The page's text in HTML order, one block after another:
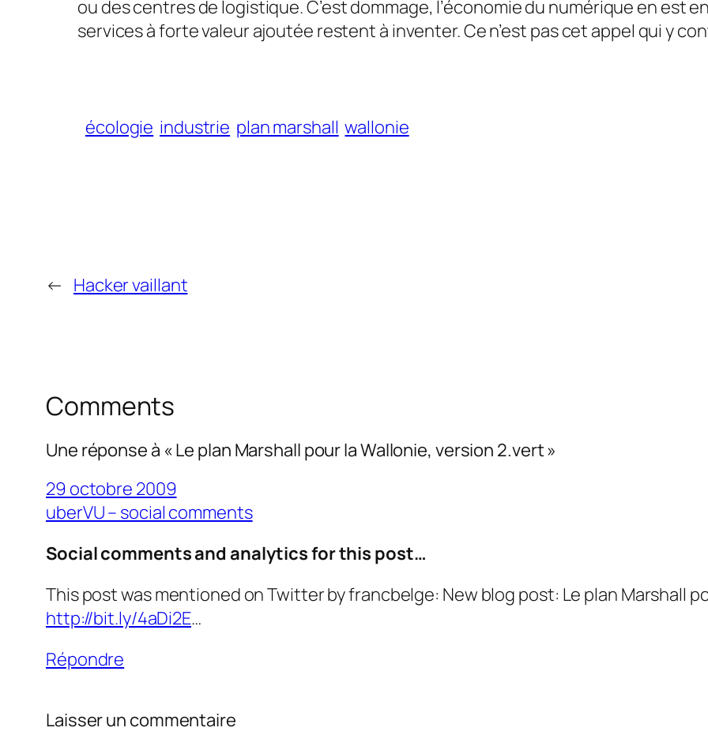
ou des centres de logistique. C’est dommage, l’économie du numérique en est
services à forte valeur ajoutée restent à inventer. Ce n’est pas cet appel qui y
écologie industrie plan marshall wallonie
← Hacker vaillant
Comments
Une réponse à « Le plan Marshall pour la Wallonie, version 2.vert »
29 octobre 2009
uberVU – social comments
Social comments and analytics for this post…
This post was mentioned on Twitter by francbelge: New blog post: Le plan Marshall
http://bit.ly/4aDi2E…
Répondre
Laisser un commentaire